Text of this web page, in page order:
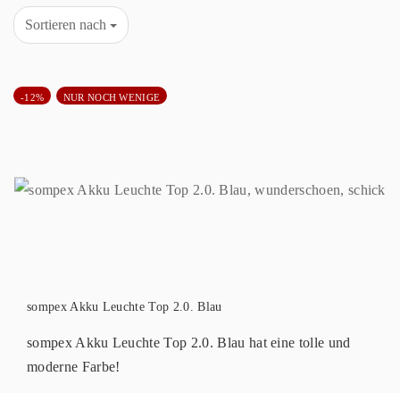
Sortieren nach
-12% NUR NOCH WENIGE
sompex Akku Leuchte Top 2.0. Blau
sompex Akku Leuchte Top 2.0. Blau hat eine tolle und
moderne Farbe!